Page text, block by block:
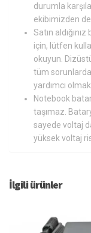
durumla
ekibimizden
Satın
için, lütfen
okuyun.
tüm
yardımcı
Notebook
taşımaz.
sayede voltaj
yüksek voltaj
İlgili ürünler